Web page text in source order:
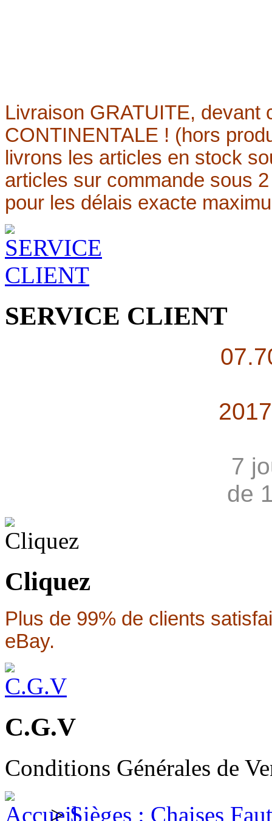
Livraison GRATUITE, devant
CONTINENTALE ! (hors
livrons les articles en stock
articles sur commande sous
pour les délais exacte
SERVICE CLIENT
7
de
Cliquez
Plus de 99% de clients
eBay.
C.G.V
Conditions Générales de
> Sièges : Chaises